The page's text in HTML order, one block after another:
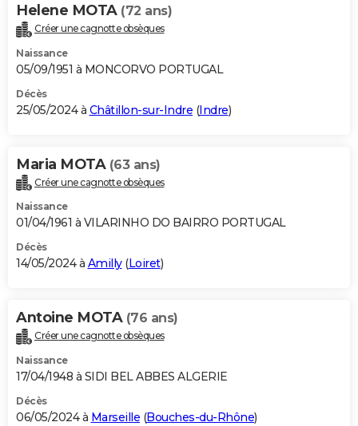
Helene MOTA (72 ans)
Créer une cagnotte obsèques
Naissance
05/09/1951 à MONCORVO PORTUGAL
Décès
25/05/2024 à Châtillon-sur-Indre (Indre)
Maria MOTA (63 ans)
Créer une cagnotte obsèques
Naissance
01/04/1961 à VILARINHO DO BAIRRO PORTUGAL
Décès
14/05/2024 à Amilly(Loiret)
Antoine MOTA (76 ans)
Créer une cagnotte obsèques
Naissance
17/04/1948 à SIDI BEL ABBES ALGERIE
Décès
06/05/2024 à Marseille (Bouches-du-Rhône)